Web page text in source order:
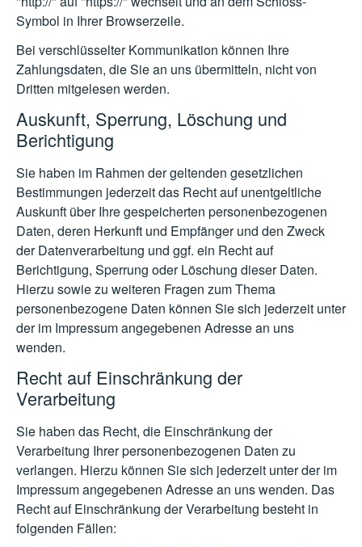
Symbol in Ihrer Browserzeile.
Bei verschlüsselter Kommunikation können Ihre
Zahlungsdaten, die Sie an uns übermitteln, nicht von
Dritten mitgelesen werden.
Auskunft, Sperrung, Löschung und
Berichtigung
Sie haben im Rahmen der geltenden gesetzlichen
Bestimmungen jederzeit das Recht auf unentgeltliche
Auskunft über Ihre gespeicherten personenbezogenen
Daten, deren Herkunft und Empfänger und den Zweck
der Datenverarbeitung und ggf. ein Recht auf
Berichtigung, Sperrung oder Löschung dieser Daten.
Hierzu sowie zu weiteren Fragen zum Thema
personenbezogene Daten können Sie sich jederzeit unter
der im Impressum angegebenen Adresse an uns
wenden.
Recht auf Einschränkung der
Verarbeitung
Sie haben das Recht, die Einschränkung der
Verarbeitung Ihrer personenbezogenen Daten zu
verlangen. Hierzu können Sie sich jederzeit unter der im
Impressum angegebenen Adresse an uns wenden. Das
Recht auf Einschränkung der Verarbeitung besteht in
folgenden Fällen: